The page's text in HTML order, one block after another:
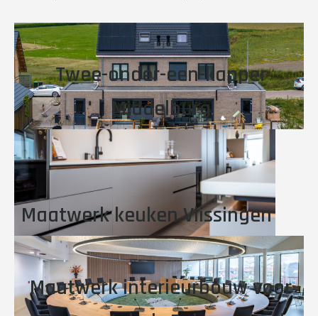
Twee-onder-een-kapper
Middelburg
Maatwerk keuken Vlissingen
Maatwerk interieurbouw voor